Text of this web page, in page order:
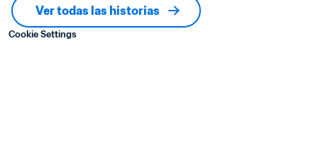
Ver todas las historias
Cookie Settings